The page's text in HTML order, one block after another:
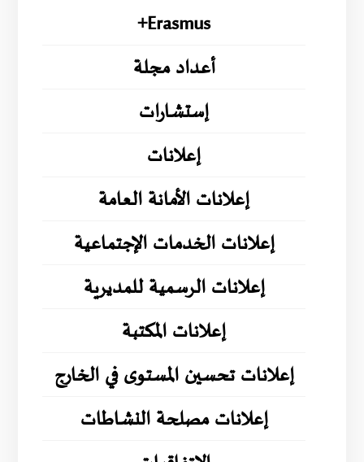
Erasmus+
أعداد مجلة
إستشارات
إعلانات
إعلانات الأمانة العامة
إعلانات الخدمات الإجتماعية
إعلانات الرسمية للمديرية
إعلانات المكتبة
إعلانات تحسين المستوى في الخارج
إعلانات مصلحة النشاطات